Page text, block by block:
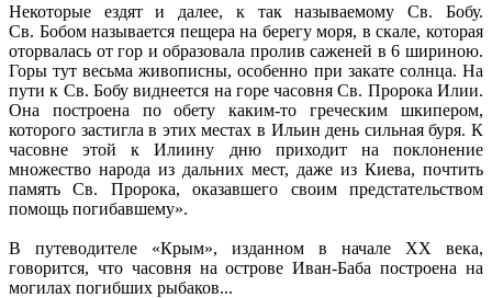
Некоторые ездят и далее, к так называемому Св. Бобу.
Св. Бобом называется пещера на берегу моря, в скале, которая
оторвалась от гор и образовала пролив саженей в 6 шириною.
Горы тут весьма живописны, особенно при закате солнца. На
пути к Св. Бобу виднеется на горе часовня Св. Пророка Илии.
Она построена по обету каким-то греческим шкипером,
которого застигла в этих местах в Ильин день сильная буря. К
часовне этой к Илиину дню приходит на поклонение
множество народа из дальних мест, даже из Киева, почтить
память Св. Пророка, оказавшего своим предстательством
помощь погибавшему».
В путеводителе «Крым», изданном в начале XX века,
говорится, что часовня на острове Иван-Баба построена на
могилах погибших рыбаков...